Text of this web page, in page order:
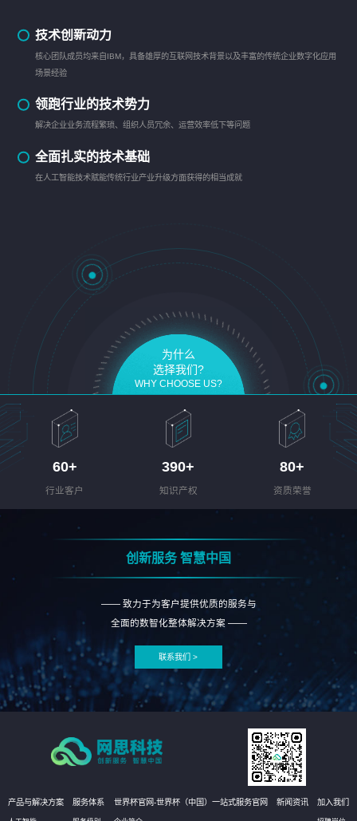
技术创新动力
核心团队成员均来自IBM，具备雄厚的互联网技术背景以及丰富的传统企业数字化应用
场景经验
领跑行业的技术势力
解决企业业务流程繁琐、组织人员冗余、运营效率低下等问题
全面扎实的技术基础
在人工智能技术赋能传统行业产业升级方面获得的相当成就
为什么
选择我们?
WHY CHOOSE US?
60+
行业客户
390+
知识产权
80+
资质荣誉
创新服务 智慧中国
—— 致力于为客户提供优质的服务与
全面的数智化整体解决方案 ——
联系我们 >
产品与解决方案 服务体系 世界杯官网-世界杯（中国）一站式服务官网 新闻资讯 加入我们